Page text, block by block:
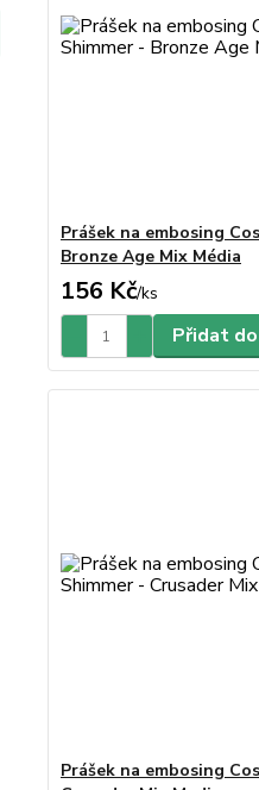
Prášek na embosing
Bronze Age Mix Média
156 Kč/ks
Přidat
Prášek na embosing